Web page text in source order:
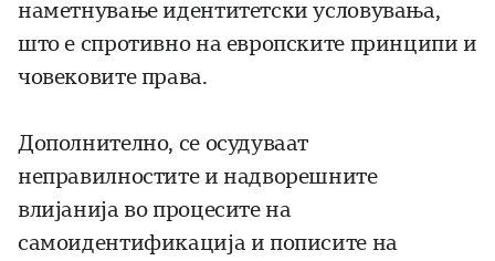
наметнување идентитетски условувања,
што е спротивно на европските принципи и
човековите права.
Дополнително, се осудуваат
неправилностите и надворешните
влијанија во процесите на
самоидентификација и пописите на